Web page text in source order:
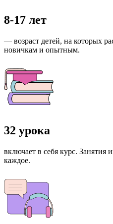
8-17 лет
— возраст детей, на которых
новичкам и опытным.
32 урока
включает в себя курс.
каждое.